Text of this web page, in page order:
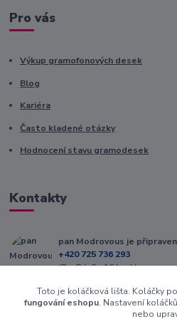
Pro vás
Výkup gramofonových desek
Blog
Kariéra
Často kladené otázky
Hodnocení stavu gramodesek
Kontakty
pan Modrovous je
+420 725 736 293
(Po-Pá, 8 - 16 hod.)
info@modrovous.cz
Toto je koláčková lišta. Koláčky
fungování eshopu. Nastavení
nebo